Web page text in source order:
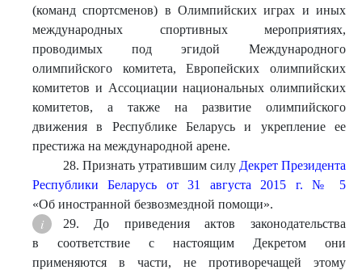
(команд спортсменов) в Олимпийских играх и иных
международных спортивных мероприятиях,
проводимых под эгидой Международного
олимпийского комитета, Европейских олимпийских
комитетов и Ассоциации национальных олимпийских
комитетов, а также на развитие олимпийского
движения в Республике Беларусь и укрепление ее
престижа на международной арене.
28. Признать утратившим силу Декрет Президента
Республики Беларусь от 31 августа 2015 г. № 5
«Об иностранной безвозмездной помощи».
29. До приведения актов законодательства
в соответствие с настоящим Декретом они
применяются в части, не противоречащей этому